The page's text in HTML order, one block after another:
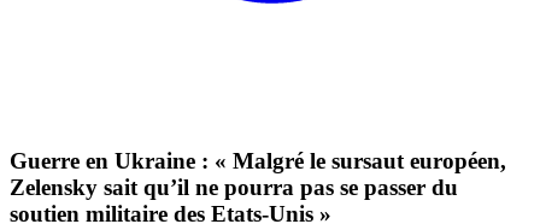
Guerre en Ukraine : « Malgré le sursaut européen,
Zelensky sait qu’il ne pourra pas se passer du
soutien militaire des Etats-Unis »